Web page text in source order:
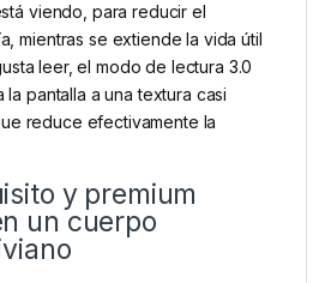
viendo, para reducir el
mientras se extiende la vida útil
leer, el modo de lectura 3.0
la pantalla a una textura casi
reduce efectivamente la
y premium
un cuerpo